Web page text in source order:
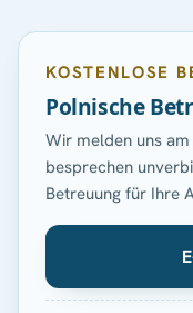
KOSTENLOSE
Polnische
Wir melden uns
besprechen
Betreuung für Ihre